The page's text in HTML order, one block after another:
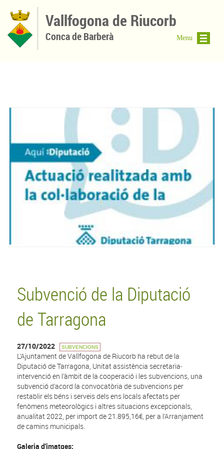
Vallfogona de Riucorb
Conca de Barberà
Subvenció de la Diputació
de Tarragona
27/10/2022 SUBVENCIONS
L’Ajuntament de Vallfogona de Riucorb ha rebut de la
Diputació de Tarragona, Unitat assistència secretaria‐
intervenció en l’àmbit de la cooperació i les subvencions, una
subvenció d’acord la convocatòria de subvencions per
restablir els béns i serveis dels ens locals afectats per
fenòmens meteorològics i altres situacions excepcionals,
anualitat 2022, per import de 21.895,16€, per a l’Arranjament
de camins municipals.
Galeria d'imatges:
Menu